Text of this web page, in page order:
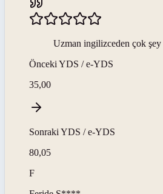
Uzman ingilizceden çok
Önceki YDS / e-YDS
35,00
Sonraki YDS / e-YDS
80,05
F